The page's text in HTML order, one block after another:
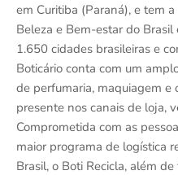
em Curitiba (Paraná), e tem
Beleza e Bem-estar do
1.650 cidades brasileiras e
Boticário conta com um
de perfumaria, maquiagem e
presente nos canais de loja,
Comprometida com as
maior programa de logística
Brasil, o Boti Recicla, além